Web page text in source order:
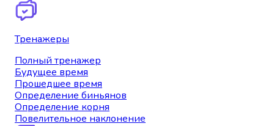
Тренажеры
Полный тренажер
Будущее время
Прошедшее время
Определение биньянов
Определение корня
Повелительное наклонение